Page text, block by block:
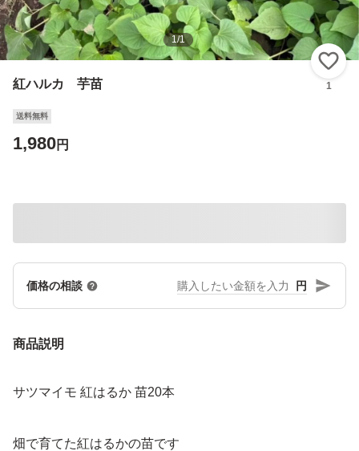
1/1
紅ハルカ 芋苗 1
送料無料
1,980円
価格の相談 円
商品説明
サツマイモ 紅はるか 苗20本
畑で育てた紅はるかの苗です